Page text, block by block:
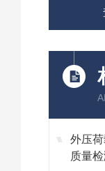
外压
质量